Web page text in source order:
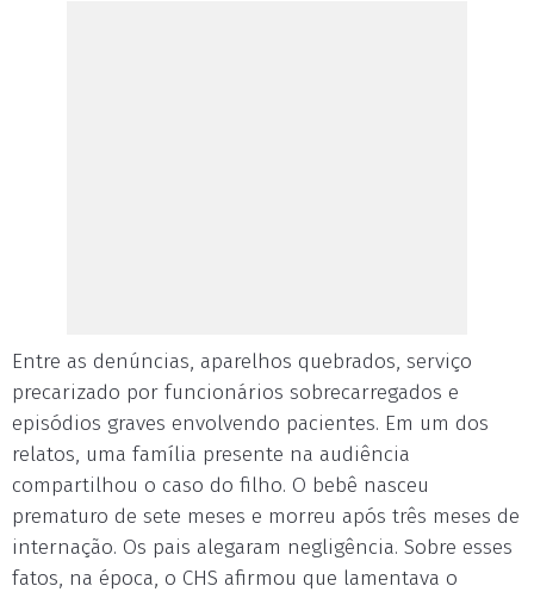
Entre as denúncias, aparelhos quebrados, serviço
precarizado por funcionários sobrecarregados e
episódios graves envolvendo pacientes. Em um dos
relatos, uma família presente na audiência
compartilhou o caso do filho. O bebê nasceu
prematuro de sete meses e morreu após três meses de
internação. Os pais alegaram negligência. Sobre esses
fatos, na época, o CHS afirmou que lamentava o